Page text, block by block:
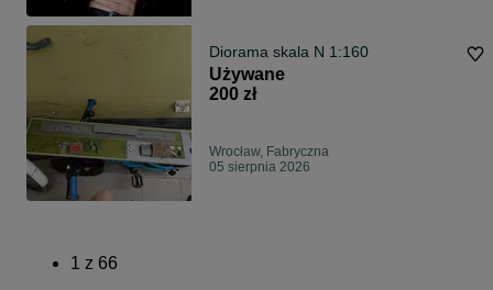
Diorama skala N 1:160
Używane
200 zł
Wrocław, Fabryczna
05 sierpnia 2026
1 z 66